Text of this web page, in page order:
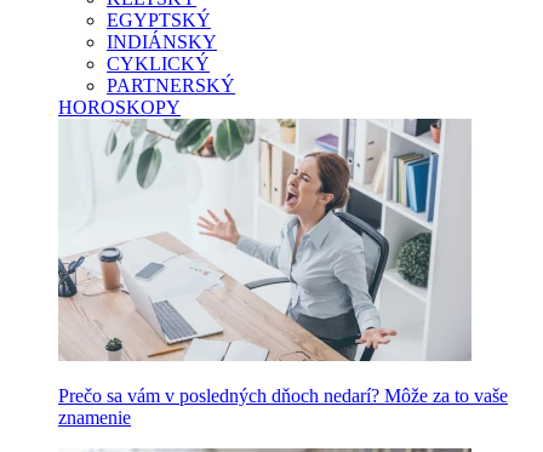
EGYPTSKÝ
INDIÁNSKY
CYKLICKÝ
PARTNERSKÝ
HOROSKOPY
Prečo sa vám v posledných dňoch nedarí? Môže za to vaše
znamenie